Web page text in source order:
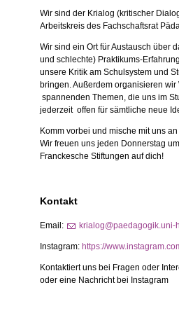
Wir sind der Krialog (kritischer
Arbeitskreis des Fachschaftsrat
Wir sind ein Ort für Austausch über
und schlechte) Praktikums-
unsere Kritik am Schulsystem und
bringen. Außerdem organisieren wir
spannenden Themen, die uns im
jederzeit offen für sämtliche neue
Komm vorbei und mische mit uns
Wir freuen uns jeden Donnerstag
Franckesche Stiftungen auf dich!
Kontakt
Email: krialog@paedagogik.uni-
Instagram: https://
Kontaktiert uns bei Fragen oder
oder eine Nachricht bei Instagram